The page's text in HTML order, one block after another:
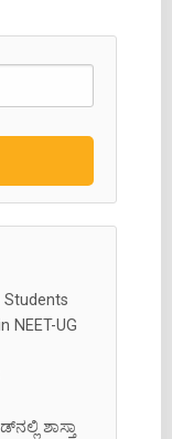
Students
NEET-UG
ಶಾಸ್ತಾ